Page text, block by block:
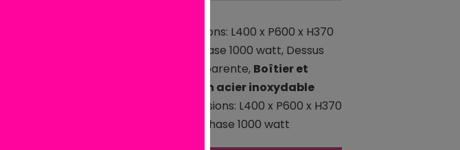
Poids net: 15 kg Dimensions: L400 x P600 x H370
mm 230 V / 50 Hz / 1 phase 1000 watt, Dessus
soudé sans soudure apparente, Boîtier et
dessus entièrement en acier inoxydable
Poids net: 15 kg / Dimensions: L400 x P600 x H370
mm / 230 V / 50 Hz / 1 phase 1000 watt